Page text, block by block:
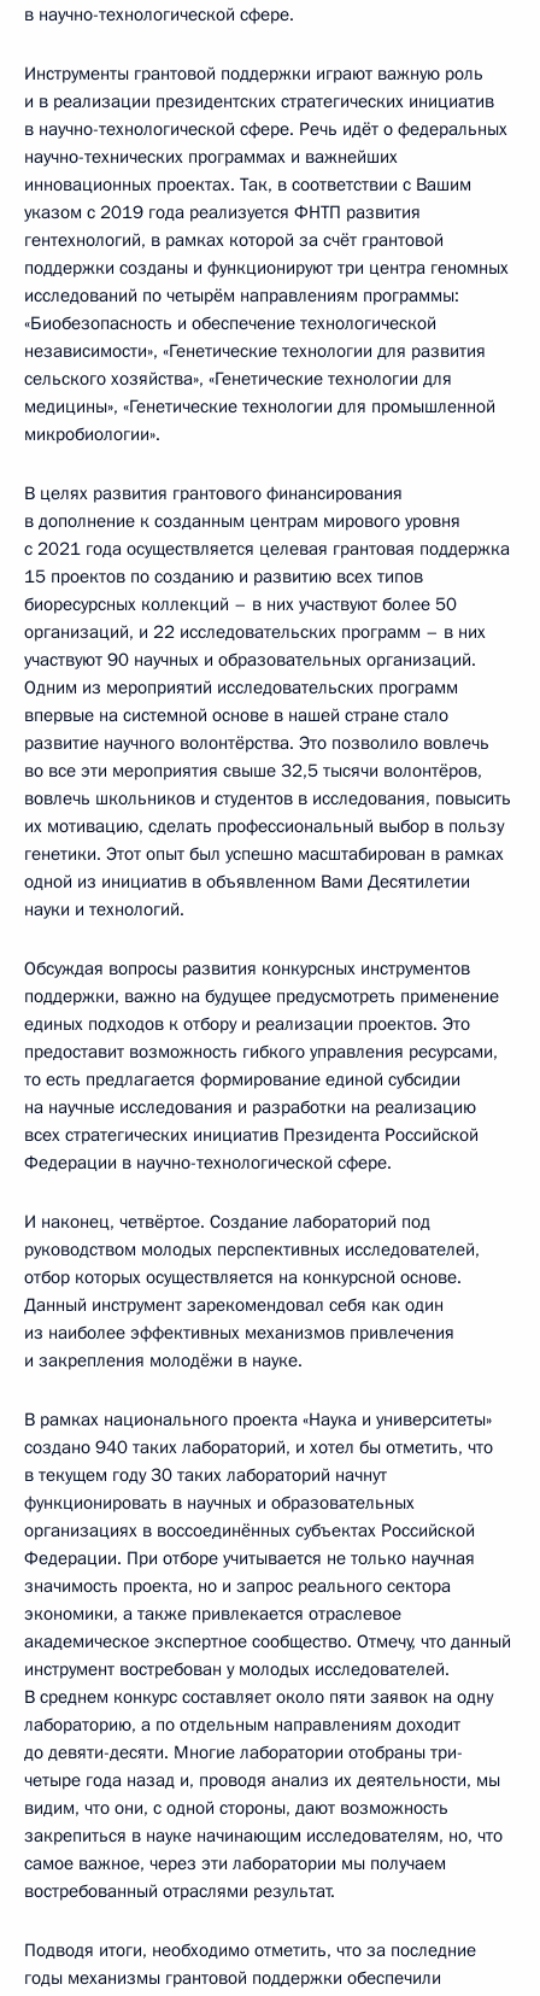
в научно-технологической сфере.
Инструменты грантовой поддержки играют важную роль
и в реализации президентских стратегических инициатив
в научно-технологической сфере. Речь идёт о федеральных
научно-технических программах и важнейших
инновационных проектах. Так, в соответствии с Вашим
указом с 2019 года реализуется ФНТП развития
гентехнологий, в рамках которой за счёт грантовой
поддержки созданы и функционируют три центра геномных
исследований по четырём направлениям программы:
«Биобезопасность и обеспечение технологической
независимости», «Генетические технологии для развития
сельского хозяйства», «Генетические технологии для
медицины», «Генетические технологии для промышленной
микробиологии».
В целях развития грантового финансирования
в дополнение к созданным центрам мирового уровня
с 2021 года осуществляется целевая грантовая поддержка
15 проектов по созданию и развитию всех типов
биоресурсных коллекций – в них участвуют более 50
организаций, и 22 исследовательских программ – в них
участвуют 90 научных и образовательных организаций.
Одним из мероприятий исследовательских программ
впервые на системной основе в нашей стране стало
развитие научного волонтёрства. Это позволило вовлечь
во все эти мероприятия свыше 32,5 тысячи волонтёров,
вовлечь школьников и студентов в исследования, повысить
их мотивацию, сделать профессиональный выбор в пользу
генетики. Этот опыт был успешно масштабирован в рамках
одной из инициатив в объявленном Вами Десятилетии
науки и технологий.
Обсуждая вопросы развития конкурсных инструментов
поддержки, важно на будущее предусмотреть применение
единых подходов к отбору и реализации проектов. Это
предоставит возможность гибкого управления ресурсами,
то есть предлагается формирование единой субсидии
на научные исследования и разработки на реализацию
всех стратегических инициатив Президента Российской
Федерации в научно-технологической сфере.
И наконец, четвёртое. Создание лабораторий под
руководством молодых перспективных исследователей,
отбор которых осуществляется на конкурсной основе.
Данный инструмент зарекомендовал себя как один
из наиболее эффективных механизмов привлечения
и закрепления молодёжи в науке.
В рамках национального проекта «Наука и университеты»
создано 940 таких лабораторий, и хотел бы отметить, что
в текущем году 30 таких лабораторий начнут
функционировать в научных и образовательных
организациях в воссоединённых субъектах Российской
Федерации. При отборе учитывается не только научная
значимость проекта, но и запрос реального сектора
экономики, а также привлекается отраслевое
академическое экспертное сообщество. Отмечу, что данный
инструмент востребован у молодых исследователей.
В среднем конкурс составляет около пяти заявок на одну
лабораторию, а по отдельным направлениям доходит
до девяти-десяти. Многие лаборатории отобраны три-
четыре года назад и, проводя анализ их деятельности, мы
видим, что они, с одной стороны, дают возможность
закрепиться в науке начинающим исследователям, но, что
самое важное, через эти лаборатории мы получаем
востребованный отраслями результат.
Подводя итоги, необходимо отметить, что за последние
годы механизмы грантовой поддержки обеспечили